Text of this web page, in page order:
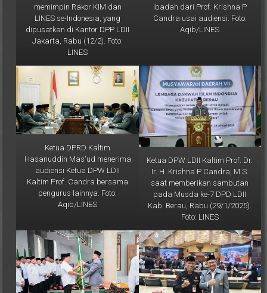
LINES se-Indonesia, yang
dipusatkan di Kantor DPP LDII
Jakarta, Rabu (12/2). Foto:
LINES
Candra usai audiensi. Foto:
Aqib/LINES
Ketua DPRD Kaltim
Hasanuddin Mas'ud menerima
audiensi Ketua DPW LDII
Kaltim Prof. Candra bersama
pengurus lainnya. Foto:
Aqib/LINES
Ketua DPW LDII Kaltim Prof. Dr.
Ir. H. Krishna P Candra, M.S.
saat memberikan sambutan
pada Musda ke-7 DPD LDII
Kab. Berau, Rabu (29/1/2025).
Foto: LINES